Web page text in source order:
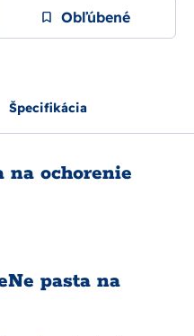
Obľúbené
Špecifikácia
na ochorenie
pasta na